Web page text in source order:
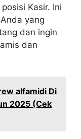
Kasir. Ini
yang
dan ingin
dan
alfamidi Di
2025 (Cek